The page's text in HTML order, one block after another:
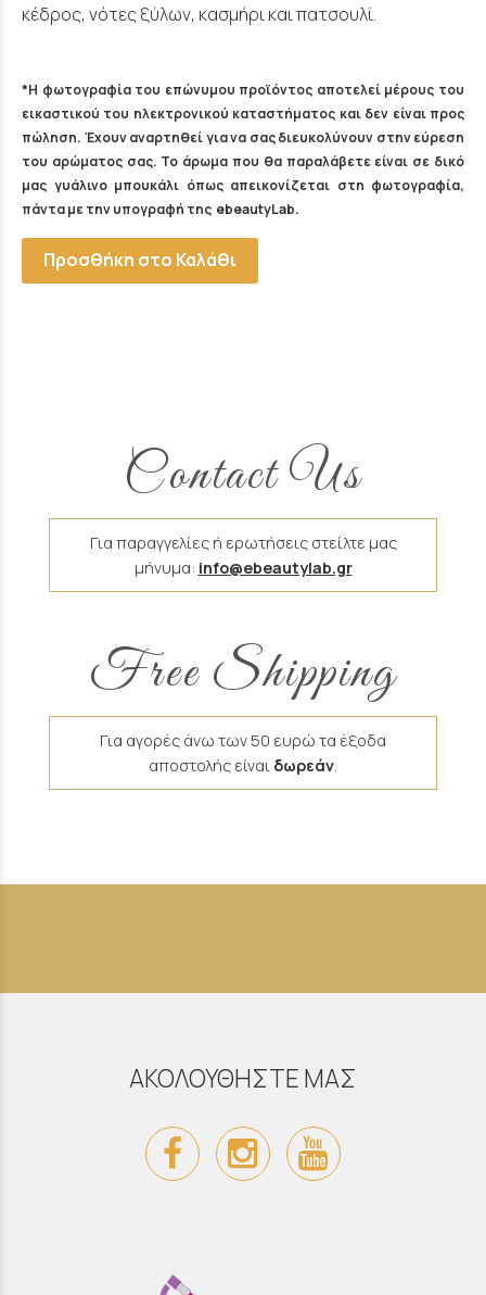
κέδρος, νότες ξύλων, κασμήρι και πατσουλί.
*Η φωτογραφία του επώνυμου προϊόντος αποτελεί μέρους του
εικαστικού του ηλεκτρονικού καταστήματος και δεν είναι προς
πώληση. Έχουν αναρτηθεί για να σας διευκολύνουν στην εύρεση
του αρώματος σας. Το άρωμα που θα παραλάβετε είναι σε δικό
μας γυάλινο μπουκάλι όπως απεικονίζεται στη φωτογραφία,
πάντα με την υπογραφή της ebeautyLab.
Προσθήκη στο Καλάθι
Contact Us
Για παραγγελίες ή ερωτήσεις στείλτε μας
μήνυμα: info@ebeautylab.gr
Free Shipping
Για αγορές άνω των 50 ευρώ τα έξοδα
αποστολής είναι δωρεάν.
ΑΚΟΛΟΥΘΗΣΤΕ ΜΑΣ